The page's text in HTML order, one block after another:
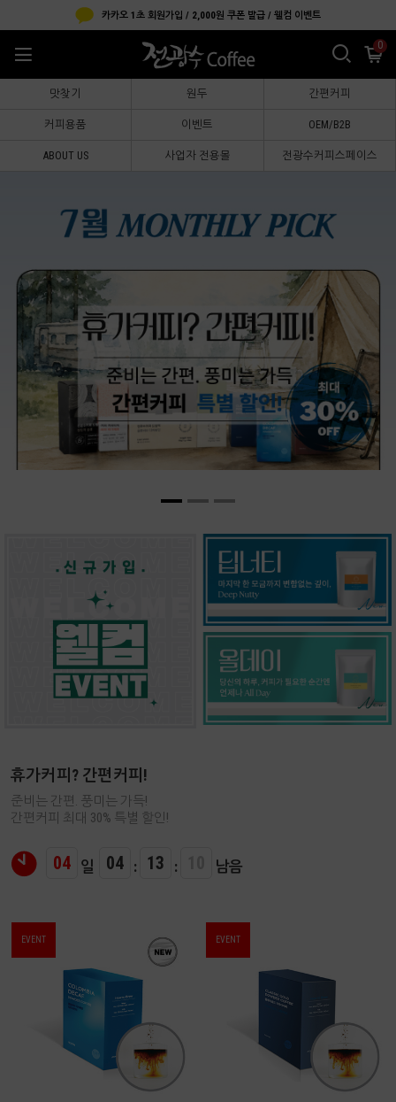
카카오 1초 회원가입 / 2,000원 쿠폰 발급 / 웰컴 이벤트
0
맛찾기 원두 간편커피
커피용품 이벤트 OEM/B2B
ABOUT US 사업자 전용몰 전광수커피스페이스
휴가커피? 간편커피!
준비는 간편. 풍미는 가득!
간편커피 최대 30% 특별 할인!
04 일 04 : 13 : 남음
EVENT EVENT